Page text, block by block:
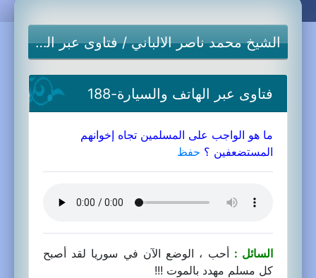
الشيخ محمد ناصر الالباني/فتاوى عبر الهاتف والسيارة
فتاوى عبر الهاتف والسيارة-188
ما هو الواجب على المسلمين تجاه إخوانهم
المستضعفين ؟ حفظ
السائل : أحب ، الوضع الآن في سوريا لقد أصبح
كل مسلم مهدد بالموت !!!